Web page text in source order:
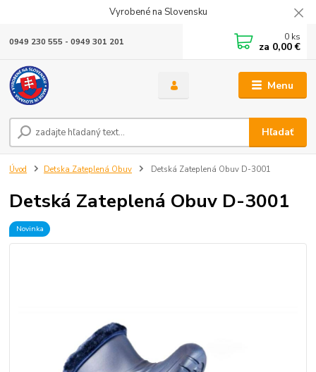
Vyrobené na Slovensku
Menu
Hľadať
0949 230 555 - 0949 301 201 0 ks
za 0,00 €
Úvod Detska Zateplená Obuv Detská Zateplená Obuv D-3001
Detská Zateplená Obuv D-3001
Novinka